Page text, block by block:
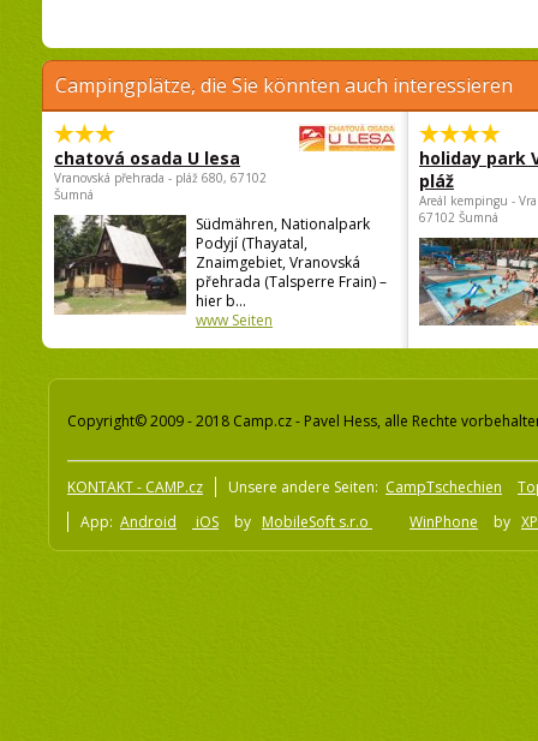
Campingplätze, die Sie könnten auch interessieren
chatová osada U lesa
Vranovská přehrada - pláž 680, 67102
Šumná
Südmähren, Nationalpark
Podyjí (Thayatal,
Znaimgebiet, Vranovská
přehrada (Talsperre Frain) –
hier b...
www Seiten
holiday park
pláž
Areál kempingu -
67102 Šumná
Copyright© 2009 - 2018 Camp.cz - Pavel Hess, alle Rechte
KONTAKT - CAMP.cz Unsere andere Seiten: CampTschechien
App: Android iOS by MobileSoft s.r.o WinPhone by